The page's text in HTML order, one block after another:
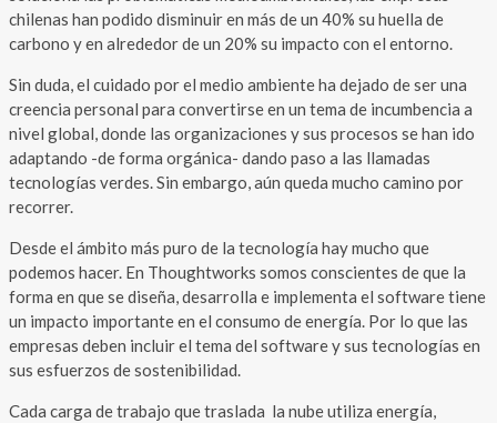
chilenas han podido disminuir en más de un 40% su huella de
carbono y en alrededor de un 20% su impacto con el entorno.
Sin duda, el cuidado por el medio ambiente ha dejado de ser una
creencia personal para convertirse en un tema de incumbencia a
nivel global, donde las organizaciones y sus procesos se han ido
adaptando -de forma orgánica- dando paso a las llamadas
tecnologías verdes. Sin embargo, aún queda mucho camino por
recorrer.
Desde el ámbito más puro de la tecnología hay mucho que
podemos hacer. En Thoughtworks somos conscientes de que la
forma en que se diseña, desarrolla e implementa el software tiene
un impacto importante en el consumo de energía. Por lo que las
empresas deben incluir el tema del software y sus tecnologías en
sus esfuerzos de sostenibilidad.
Cada carga de trabajo que traslada la nube utiliza energía,